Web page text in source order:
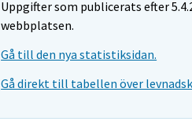
Uppgifter som publicerats efter
webbplatsen.
Gå till den nya statistiksidan.
Gå direkt till tabellen över